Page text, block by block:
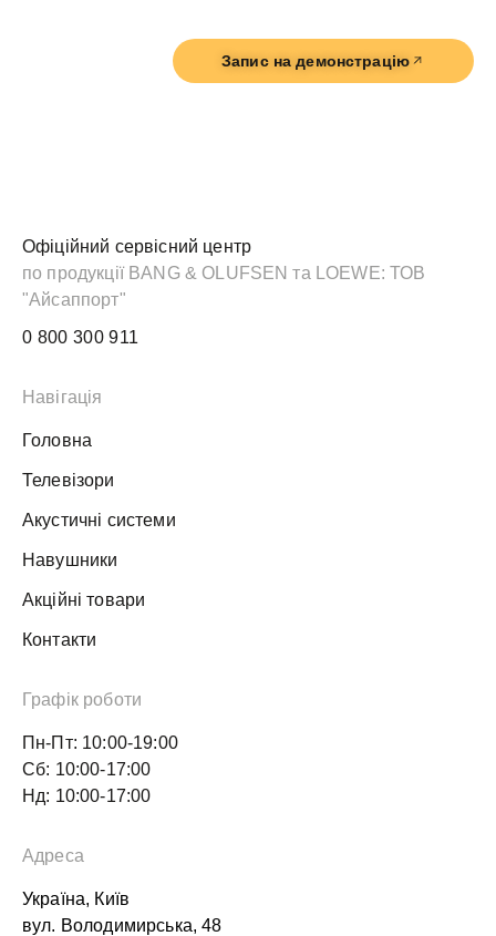
Запис на демонстрацію
Офіційний сервісний центр
по продукції BANG & OLUFSEN та LOEWE: ТОВ
"Айсаппорт"
0 800 300 911
Навігація
Головна
Телевізори
Акустичні системи
Навушники
Акційні товари
Контакти
Графік роботи
Пн-Пт: 10:00-19:00
Сб: 10:00-17:00
Нд: 10:00-17:00
Адреса
Україна, Київ
вул. Володимирська, 48